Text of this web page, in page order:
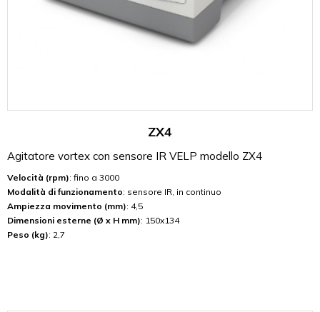
ZX4
Agitatore vortex con sensore IR VELP modello ZX4
Velocità (rpm): fino a 3000
Modalità di funzionamento: sensore IR, in continuo
Ampiezza movimento (mm): 4,5
Dimensioni esterne (Ø x H mm): 150x134
Peso (kg): 2,7